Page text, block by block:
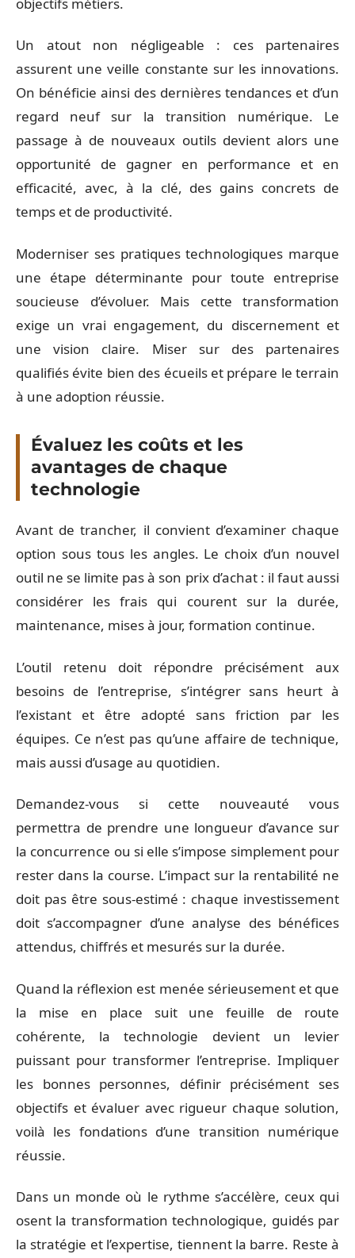
Un atout non négligeable : ces partenaires
assurent une veille constante sur les innovations.
On bénéficie ainsi des dernières tendances et d’un
regard neuf sur la transition numérique. Le
passage à de nouveaux outils devient alors une
opportunité de gagner en performance et en
efficacité, avec, à la clé, des gains concrets de
temps et de productivité.
Moderniser ses pratiques technologiques marque
une étape déterminante pour toute entreprise
soucieuse d’évoluer. Mais cette transformation
exige un vrai engagement, du discernement et
une vision claire. Miser sur des partenaires
qualifiés évite bien des écueils et prépare le terrain
à une adoption réussie.
Évaluez les coûts et les
avantages de chaque
technologie
Avant de trancher, il convient d’examiner chaque
option sous tous les angles. Le choix d’un nouvel
outil ne se limite pas à son prix d’achat : il faut aussi
considérer les frais qui courent sur la durée,
maintenance, mises à jour, formation continue.
L’outil retenu doit répondre précisément aux
besoins de l’entreprise, s’intégrer sans heurt à
l’existant et être adopté sans friction par les
équipes. Ce n’est pas qu’une affaire de technique,
mais aussi d’usage au quotidien.
Demandez-vous si cette nouveauté vous
permettra de prendre une longueur d’avance sur
la concurrence ou si elle s’impose simplement pour
rester dans la course. L’impact sur la rentabilité ne
doit pas être sous-estimé : chaque investissement
doit s’accompagner d’une analyse des bénéfices
attendus, chiffrés et mesurés sur la durée.
Quand la réflexion est menée sérieusement et que
la mise en place suit une feuille de route
cohérente, la technologie devient un levier
puissant pour transformer l’entreprise. Impliquer
les bonnes personnes, définir précisément ses
objectifs et évaluer avec rigueur chaque solution,
voilà les fondations d’une transition numérique
réussie.
Dans un monde où le rythme s’accélère, ceux qui
osent la transformation technologique, guidés par
la stratégie et l’expertise, tiennent la barre. Reste à